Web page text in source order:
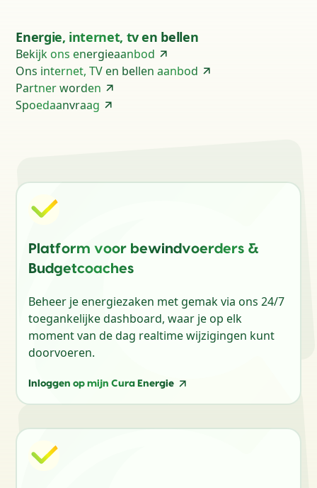
Energie, internet, tv en bellen
Bekijk ons energieaanbod
Ons internet, TV en bellen aanbod
Partner worden
Spoedaanvraag
Platform voor bewindvoerders &
Budgetcoaches
Beheer je energiezaken met gemak via ons 24/7
toegankelijke dashboard, waar je op elk
moment van de dag realtime wijzigingen kunt
doorvoeren.
Inloggen op mijn Cura Energie